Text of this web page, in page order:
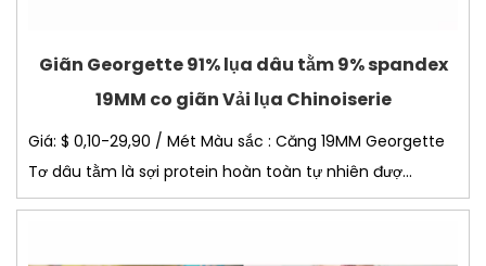
Giãn Georgette 91% lụa dâu tằm 9% spandex
19MM co giãn Vải lụa Chinoiserie
Giá: $ 0,10-29,90 / Mét Màu sắc : Căng 19MM Georgette
Tơ dâu tằm là sợi protein hoàn toàn tự nhiên đượ...